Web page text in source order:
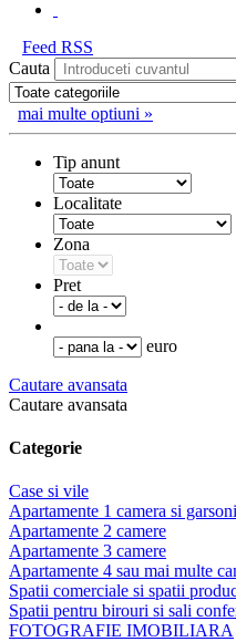
Feed RSS
Cauta
mai multe optiuni »
Tip anunt
Localitate
Zona
Pret
euro
Cautare avansata
Cautare avansata
Categorie
Case si vile
Apartamente 1 camera si
Apartamente 2 camere
Apartamente 3 camere
Apartamente 4 sau mai multe
Spatii comerciale si spatii
Spatii pentru birouri si sali
FOTOGRAFIE IMOBILIARA